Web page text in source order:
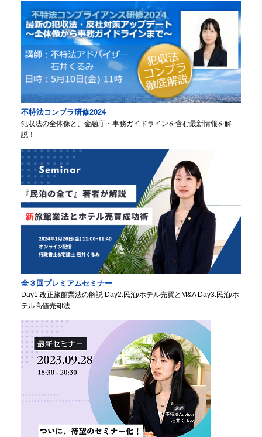
不特法コンプラ研修2024
犯収法の全体像と、金融庁・事務ガイドラインを含む最新情報を解
説！
全３回プレミアムセミナー
Day1:改正旅館業法の解説 Day2:民泊/ホテル売買とM&A Day3:民泊/ホ
テル高値売却法